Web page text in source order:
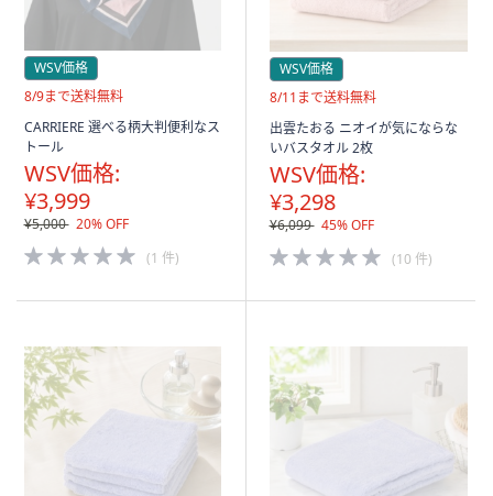
WSV価格
送
無
料
8/9まで送料無料
CARRIERE 選べる柄大判便利なス
トール
WSV価格:
¥3,999
¥5,000 20% OFF
5.0
of
(1 件)
WSV価格
送
無
料
8/11まで送料無料
出雲たおる ニオイが気にならな
いバスタオル 2枚
WSV価格:
¥3,298
¥6,099 45% OFF
5.0
of
(10 件)